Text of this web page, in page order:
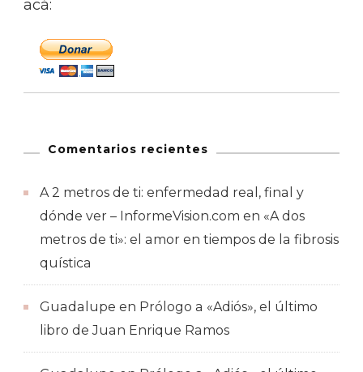
acá:
Comentarios recientes
A 2 metros de ti: enfermedad real, final y
dónde ver – InformeVision.com en «A dos
metros de ti»: el amor en tiempos de la fibrosis
quística
Guadalupe en Prólogo a «Adiós», el último
libro de Juan Enrique Ramos